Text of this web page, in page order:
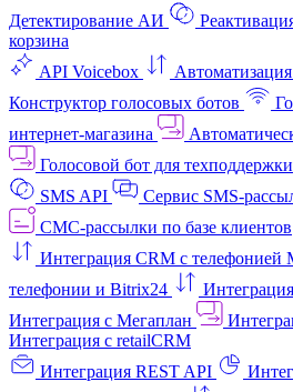
Детектирование АИ
корзина
API Voicebox
Автоматизация
Конструктор голосовых ботов
интернет‑магазина
Голосовой бот для техподдержки
SMS API
Сервис SMS-
СМС-рассылки по базе клиентов
Интеграция CRM с
телефонии и Bitrix24
Интеграция с Мегаплан
Интеграция с retailCRM
Интеграция REST API